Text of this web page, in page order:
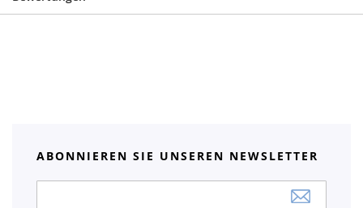
ABONNIEREN SIE UNSEREN NEWSLETTER